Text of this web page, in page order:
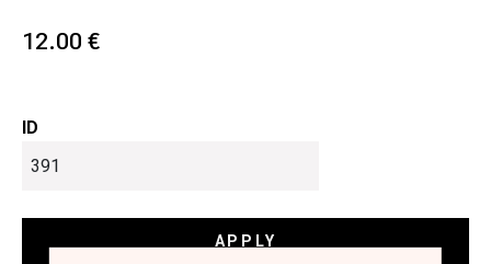
12.00 €
ID